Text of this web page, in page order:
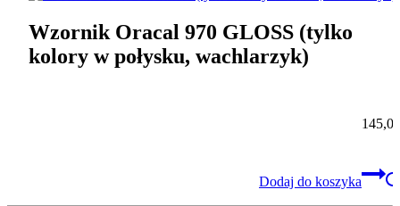
Wzornik Oracal 970 GLOSS (tylko
kolory w połysku, wachlarzyk)
Dodaj do koszyka